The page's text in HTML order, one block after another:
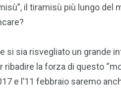
il tiramisù più lungo del
si sia risvegliato un grande
la forza di questo
e l’11 febbraio saremo